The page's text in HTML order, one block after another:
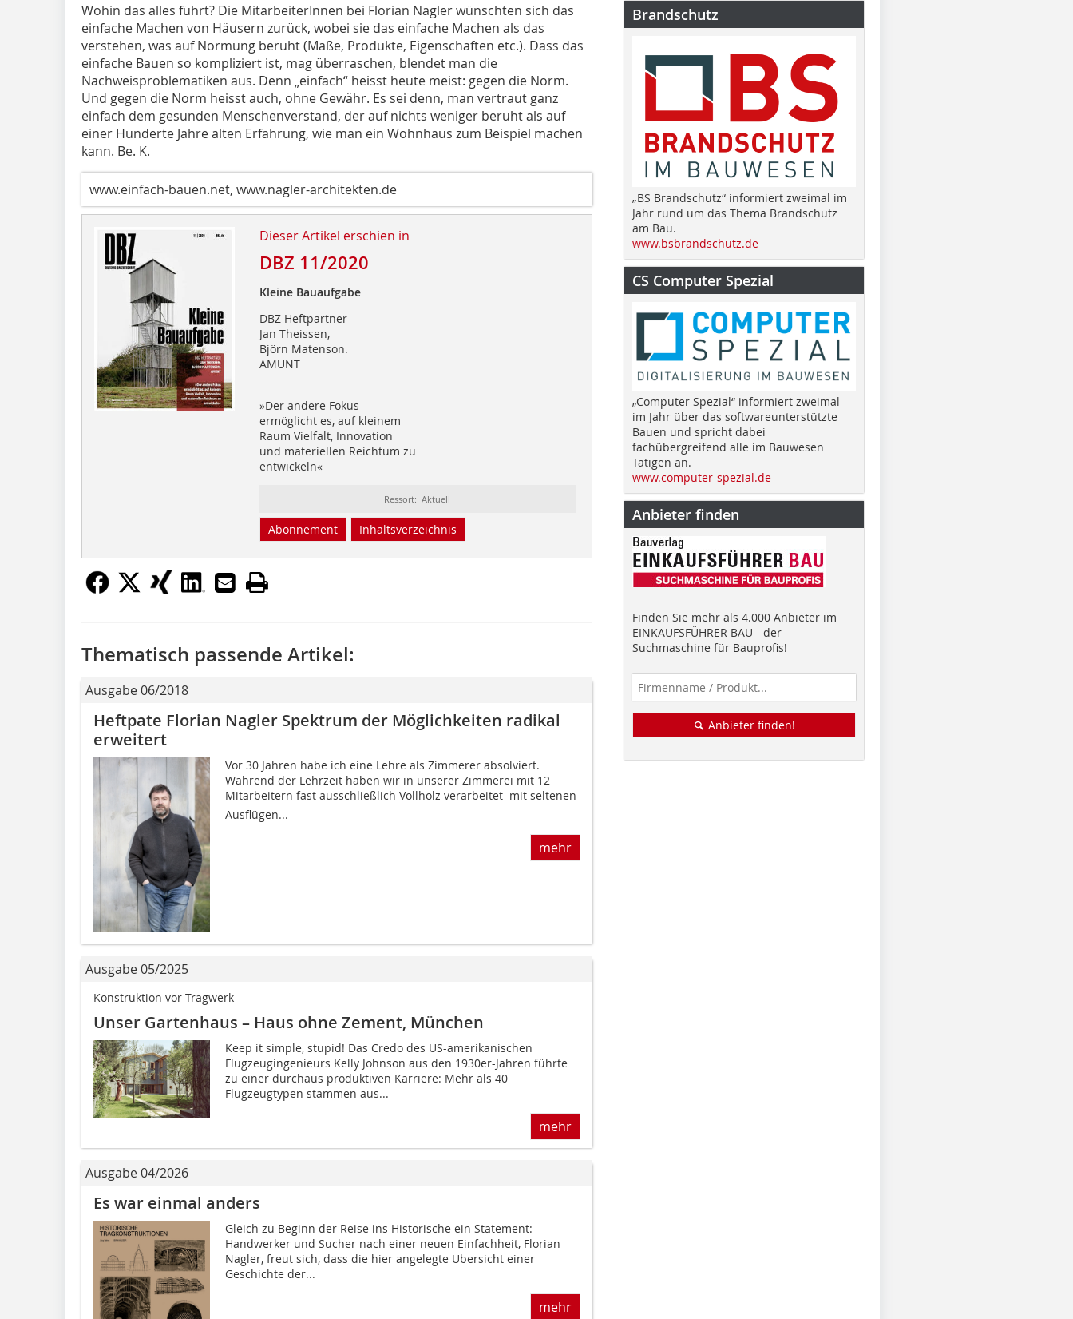
Wohin das alles führt? Die MitarbeiterInnen bei Florian Nagler wünschten sich das
einfache Machen von Häusern zurück, wobei sie das einfache Machen als das
verstehen, was auf Normung beruht (Maße, Produkte, Eigenschaften etc.). Dass das
einfache Bauen so kompliziert ist, mag überraschen, blendet man die
Nachweisproblematiken aus. Denn „einfach“ heisst heute meist: gegen die Norm.
Und gegen die Norm heisst auch, ohne Gewähr. Es sei denn, man vertraut ganz
einfach dem gesunden Menschenverstand, der auf nichts weniger beruht als auf
einer Hunderte Jahre alten Erfahrung, wie man ein Wohnhaus zum Beispiel machen
kann. Be. K.
www.einfach-bauen.net, www.nagler-architekten.de
Dieser Artikel erschien in
DBZ 11/2020
Kleine Bauaufgabe
DBZ Heftpartner
Jan Theissen,
Björn Matenson.
AMUNT
»Der andere Fokus
ermöglicht es, auf kleinem
Raum Vielfalt, Innovation
und materiellen Reichtum zu
entwickeln«
Ressort: Aktuell
Abonnement Inhaltsverzeichnis
Thematisch passende Artikel:
Ausgabe 06/2018
Heftpate Florian Nagler Spektrum der Möglichkeiten radikal
erweitert
Vor 30 Jahren habe ich eine Lehre als Zimmerer absolviert.
Während der Lehrzeit haben wir in unserer Zimmerei mit 12
Mitarbeitern fast ausschließlich Vollholz verarbeitet  mit seltenen
Ausflügen...
mehr
Ausgabe 05/2025
Konstruktion vor Tragwerk
Unser Gartenhaus – Haus ohne Zement, München
Keep it simple, stupid! Das Credo des US-amerikanischen
Flugzeugingenieurs Kelly Johnson aus den 1930er-Jahren führte
zu einer durchaus produktiven Karriere: Mehr als 40
Flugzeugtypen stammen aus...
mehr
Ausgabe 04/2026
Es war einmal anders
Gleich zu Beginn der Reise ins Historische ein Statement:
Handwerker und Sucher nach einer neuen Einfachheit, Florian
Nagler, freut sich, dass die hier angelegte Übersicht einer
Geschichte der...
mehr
Brandschutz
„BS Brandschutz“ informiert zweimal im
Jahr rund um das Thema Brandschutz
am Bau.
www.bsbrandschutz.de
CS Computer Spezial
„Computer Spezial“ informiert zweimal
im Jahr über das softwareunterstützte
Bauen und spricht dabei
fachübergreifend alle im Bauwesen
Tätigen an.
www.computer-spezial.de
Anbieter finden
Finden Sie mehr als 4.000 Anbieter im
EINKAUFSFÜHRER BAU - der
Suchmaschine für Bauprofis!
Anbieter finden!